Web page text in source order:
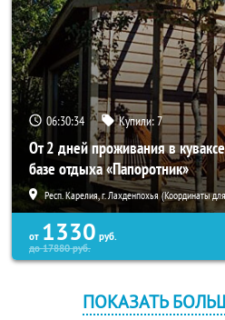
06:30:34 Купили:7
От 2 дней проживания в
базе отдыха «Папоротник»
Респ. Карелия, г. Лахденпохья (Координаты
от 1330 руб.
до17880руб.
ПОКАЗАТЬ